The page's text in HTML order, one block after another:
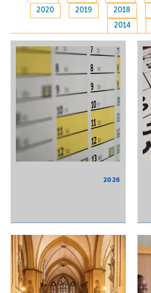
2020
2019 2018
2014
2026